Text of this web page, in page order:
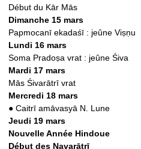
Début du Kār Mās
Dimanche 15 mars
Papmocanī ekadaśī : jeûne Viṣṇu
Lundi 16 mars
Soma Pradoṣa vrat : jeûne Śiva
Mardi 17 mars
Mās Śivarātrī vrat
Mercredi 18 mars
●Caitrī amāvasyā N. Lune
Jeudi 19 mars
Nouvelle Année Hindoue
Début des Navarātrī